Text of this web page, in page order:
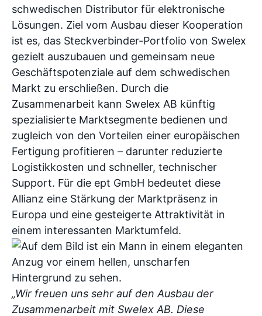
schwedischen Distributor für elektronische
Lösungen. Ziel vom Ausbau dieser Kooperation
ist es, das Steckverbinder-Portfolio von Swelex
gezielt auszubauen und gemeinsam neue
Geschäftspotenziale auf dem schwedischen
Markt zu erschließen. Durch die
Zusammenarbeit kann Swelex AB künftig
spezialisierte Marktsegmente bedienen und
zugleich von den Vorteilen einer europäischen
Fertigung profitieren – darunter reduzierte
Logistikkosten und schneller, technischer
Support. Für die ept GmbH bedeutet diese
Allianz eine Stärkung der Marktpräsenz in
Europa und eine gesteigerte Attraktivität in
einem interessanten Marktumfeld.
„Wir freuen uns sehr auf den Ausbau der
Zusammenarbeit mit Swelex AB. Diese